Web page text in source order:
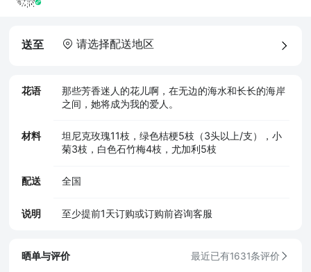
送至 请选择配送地区
花语
那些芳香迷人的花儿啊，在无边的海水和长长的海岸
之间，她将成为我的爱人。
材料
坦尼克玫瑰11枝，绿色桔梗5枝（3头以上/支），小
菊3枝，白色石竹梅4枝，尤加利5枝
配送 全国
说明 至少提前1天订购或订购前咨询客服
晒单与评价 最近已有1631条评价